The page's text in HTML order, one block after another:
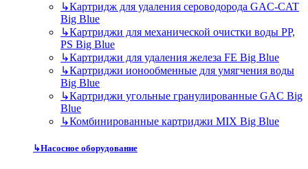
↳Картридж для удаления сероводорода GAC-CAT
Big Blue
↳Картриджи для механической очистки воды PP,
PS Big Blue
↳Картриджи для удаления железа FE Big Blue
↳Картриджи ионообменные для умягчения воды
Big Blue
↳Картриджи угольные гранулированные GAC Big
Blue
↳Комбинированные картриджи MIX Big Blue
↳Насосное оборудование